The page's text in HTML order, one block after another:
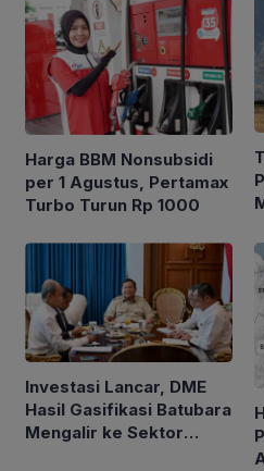
Harga BBM Nonsubsidi
per 1 Agustus, Pertamax
Turbo Turun Rp 1000
Investasi Lancar, DME
Hasil Gasifikasi Batubara
Mengalir ke Sektor